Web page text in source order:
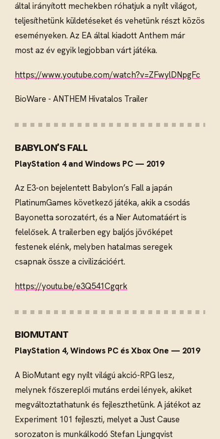
által irányított mechekben róhatjuk a nyílt világot,
teljesíthetünk küldetéseket és vehetünk részt közös
eseményeken. Az EA által kiadott Anthem már
most az év egyik legjobban várt játéka.
https://www.youtube.com/watch?v=ZFwylDNpgFc
BioWare - ANTHEM Hivatalos Trailer
BABYLON’S FALL
PlayStation 4 and Windows PC — 2019
Az E3-on bejelentett Babylon’s Fall a japán
PlatinumGames következő játéka, akik a csodás
Bayonetta sorozatért, és a Nier Automatáért is
felelősek. A trailerben egy baljós jövőképet
festenek elénk, melyben hatalmas seregek
csapnak össze a civilizációért.
https://youtu.be/e3Q541Cgqrk
BIOMUTANT
PlayStation 4, Windows PC és Xbox One — 2019
A BioMutant egy nyílt világú akció-RPG lesz,
melynek főszereplői mutáns erdei lények, akiket
megváltoztathatunk és fejleszthetünk. A játékot az
Experiment 101 fejleszti, melyet a Just Cause
sorozaton is munkálkodó Stefan Ljungqvist